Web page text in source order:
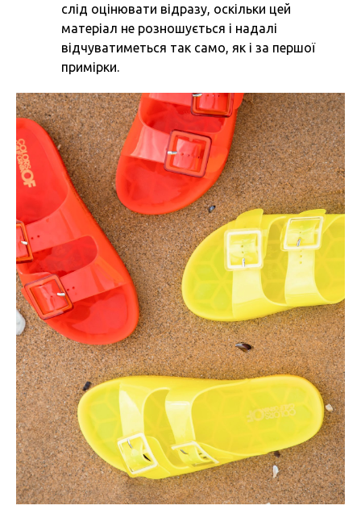
слід оцінювати відразу, оскільки цей
матеріал не розношується і надалі
відчуватиметься так само, як і за першої
примірки.